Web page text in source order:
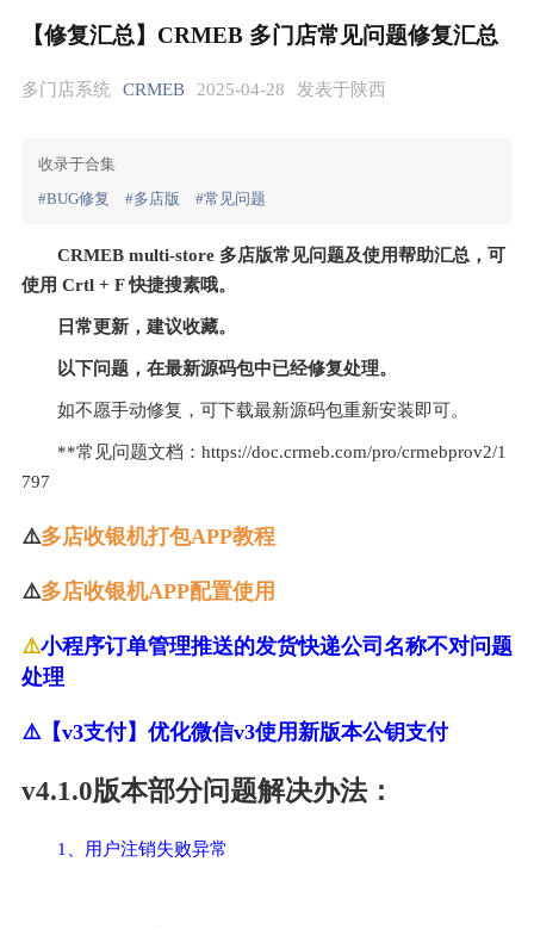
【修复汇总】CRMEB 多门店常见问题修复汇总
多门店系统 CRMEB 2025-04-28 发表于陕西
收录于合集
#BUG修复
#多店版 #常见问题
CRMEB multi-store 多店版常见问题及使用帮助汇总，可
使用 Crtl + F 快捷搜素哦。
日常更新，建议收藏。
以下问题，在最新源码包中已经修复处理。
如不愿手动修复，可下载最新源码包重新安装即可。
**常见问题文档：https://doc.crmeb.com/pro/crmebprov2/1
797
⚠️多店收银机打包APP教程
⚠️多店收银机APP配置使用
⚠️小程序订单管理推送的发货快递公司名称不对问题
处理
⚠️【v3支付】优化微信v3使用新版本公钥支付
v4.1.0版本部分问题解决办法：
1、用户注销失败异常